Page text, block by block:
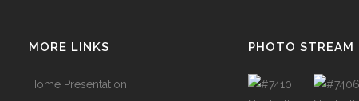
MORE LINKS
Home Presentation
PHOTO STREAM